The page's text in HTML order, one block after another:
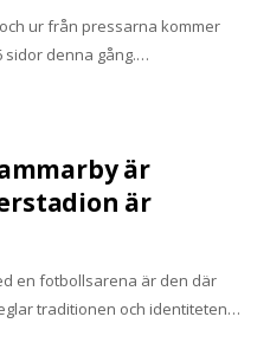
ur från pressarna kommer
sidor denna gång.…
är
är
en fotbollsarena är den där
traditionen och identiteten…